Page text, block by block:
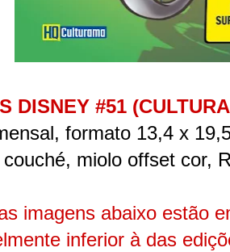
DISNEY #51
formato 13,4 x
miolo offset cor,
imagens abaixo estão
inferior à das